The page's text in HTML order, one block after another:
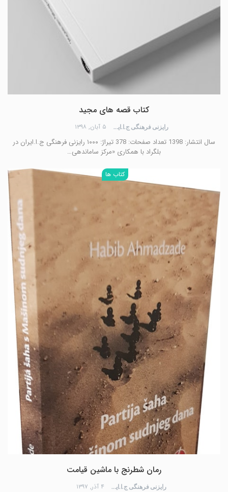
کتاب قصه های مجید
رایزنی فرهنگی ج.ا.ایران ۵ آبان, ۱۳۹۸
سال انتشار: 1398 تعداد صفحات: 378 تیراژ: ۱۰۰۰ رایزنی فرهنگی ج.ا.ایران در
بلگراد با همکاری «مرکز ساماندهی…
کتاب ها
رمان شطرنج با ماشین قیامت
رایزنی فرهنگی ج.ا.ایران ۴ آذر, ۱۳۹۷